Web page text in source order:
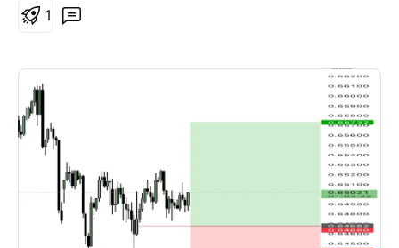
前，外面全是噪音。 真正的趋势，不吵——它直接动。
1